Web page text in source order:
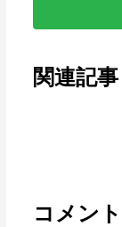
関連記事
コメント